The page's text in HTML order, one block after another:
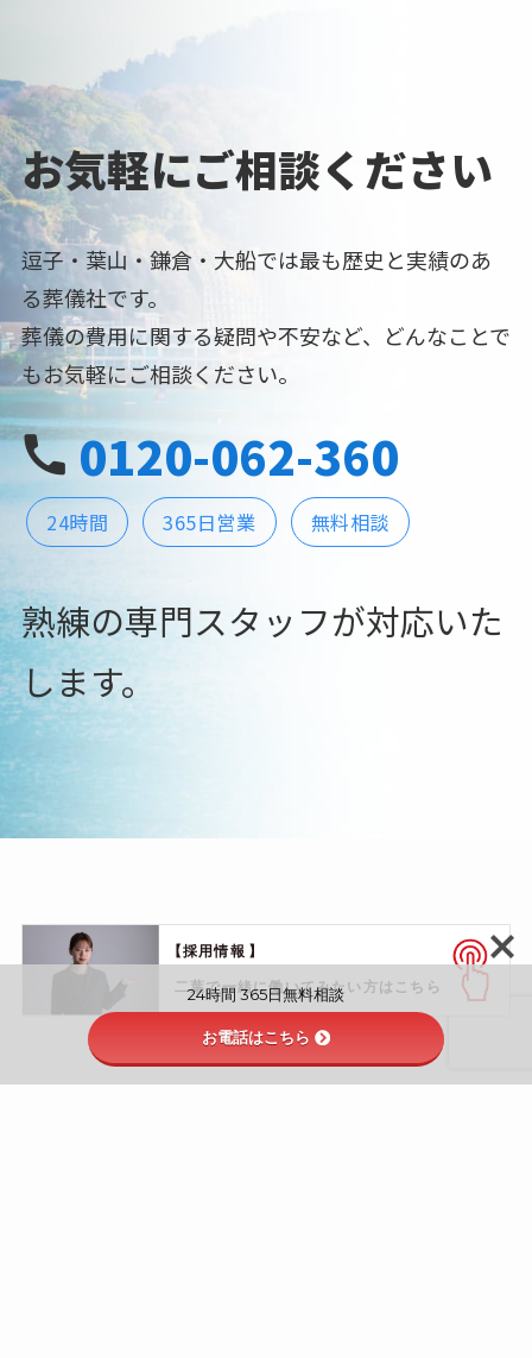
お気軽にご相談ください
逗子・葉山・鎌倉・大船では最も歴史と実績のあ
る葬儀社です。
葬儀の費用に関する疑問や不安など、どんなことで
もお気軽にご相談ください。
0120-062-360
24時間 365日営業 無料相談
熟練の専門スタッフが対応いた
します。
24時間 365日無料相談
お電話はこちら